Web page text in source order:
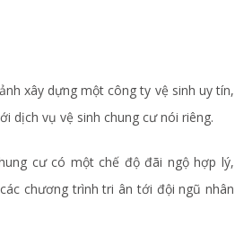
xây dựng một công ty vệ sinh uy tín,
dịch vụ vệ sinh chung cư nói riêng.
cư có một chế độ đãi ngộ hợp lý,
chương trình tri ân tới đội ngũ nhân